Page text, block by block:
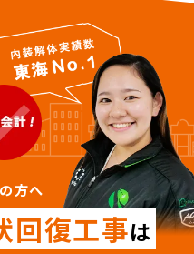
方へ
回復工事は